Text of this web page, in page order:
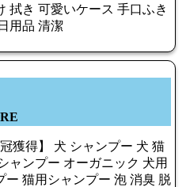
拭き 可愛いケース 手口ふき
用品 清潔
冠獲得】 犬 シャンプー 犬 猫
ャンプー オーガニック 犬用
ー 猫用シャンプー 泡 消臭 脱